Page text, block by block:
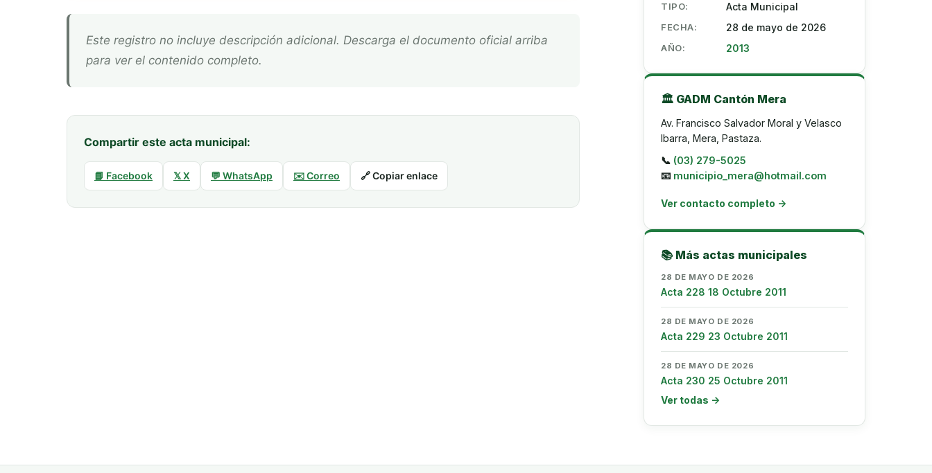
Este registro no incluye descripción adicional. Descarga el documento oficial arriba
para ver el contenido completo.
Compartir este acta municipal:
📘 Facebook 𝕏 X 💬 WhatsApp ✉️ Correo 🔗 Copiar enlace
TIPO: Acta Municipal
FECHA: 28 de mayo de 2026
AÑO: 2013
🏛️ GADM Cantón Mera
Av. Francisco Salvador Moral y Velasco
Ibarra, Mera, Pastaza.
📞 (03) 279-5025
📧 municipio_mera@hotmail.com
Ver contacto completo →
📚 Más actas municipales
28 DE MAYO DE 2026
Acta 228 18 Octubre 2011
28 DE MAYO DE 2026
Acta 229 23 Octubre 2011
28 DE MAYO DE 2026
Acta 230 25 Octubre 2011
Ver todas →